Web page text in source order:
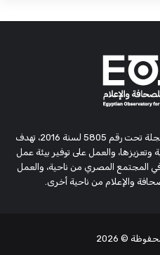
مؤسسة بحثية وحقوقية مستقلة، مسجلة تحت رقم 5805 لسنة 2016، تهدف
وتعزيزها، والعمل على توفير بيئة عمل
المجتمع المصري من ناحية، والعمل
والإعلام من ناحية أخرى.
© 2026